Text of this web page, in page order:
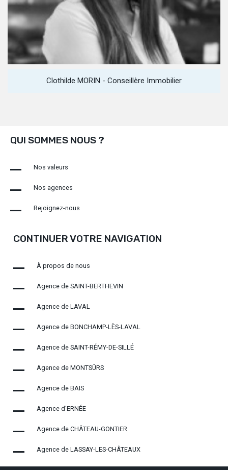
Clothilde MORIN - Conseillère Immobilier
QUI SOMMES NOUS ?
Nos valeurs
Nos agences
Rejoignez-nous
CONTINUER VOTRE NAVIGATION
À propos de nous
Agence de SAINT-BERTHEVIN
Agence de LAVAL
Agence de BONCHAMP-LÈS-LAVAL
Agence de SAINT-RÉMY-DE-SILLÉ
Agence de MONTSÛRS
Agence de BAIS
Agence d'ERNÉE
Agence de CHÂTEAU-GONTIER
Agence de LASSAY-LES-CHÂTEAUX